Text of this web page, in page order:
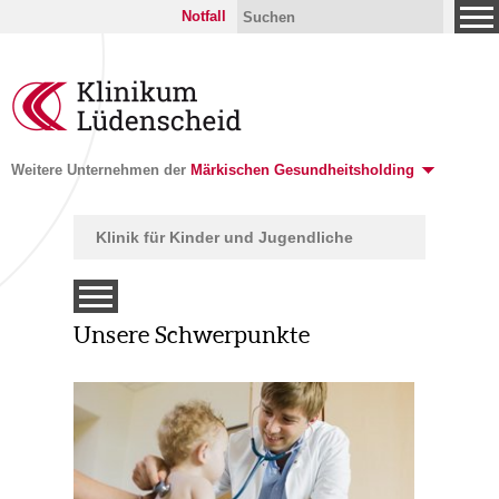
Notfall
Weitere Unternehmen der Märkischen Gesundheitsholding
Klinik für Kinder und Jugendliche
Unsere Schwerpunkte